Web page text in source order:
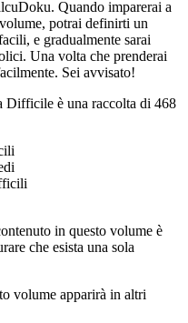
Quando imparerai a
potrai definirti un
e gradualmente sarai
Una volta che prenderai
Sei avvisato!
è una raccolta di 468
in questo volume è
che esista una sola
volume apparirà in altri